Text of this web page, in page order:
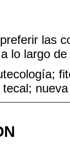
las
lo largo